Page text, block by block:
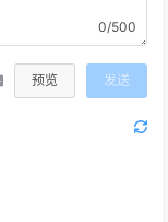
0/500
预览 发送